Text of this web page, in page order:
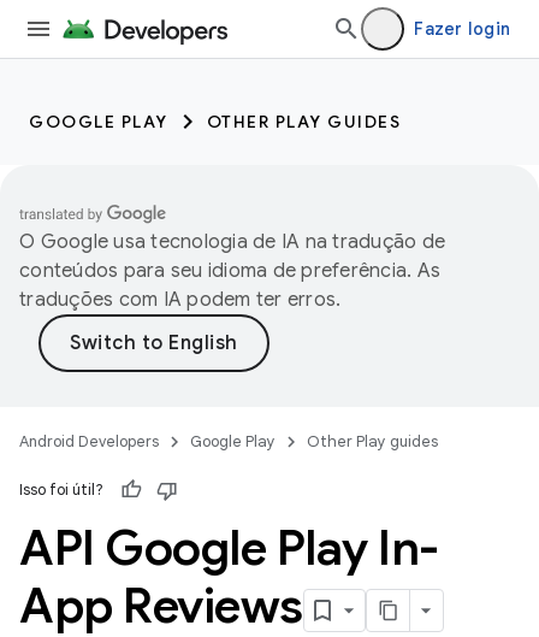
Fazer login
GOOGLE PLAY OTHER PLAY GUIDES
O Google usa tecnologia de IA na tradução de
conteúdos para seu idioma de preferência. As
traduções com IA podem ter erros.
Android Developers Google Play Other Play guides
Isso foi útil?
API Google Play In-
App Reviews